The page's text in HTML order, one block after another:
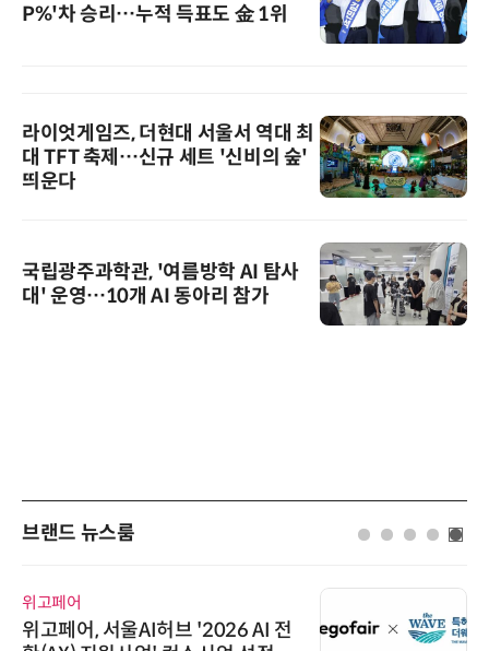
P%'차 승리…누적 득표도 金 1위
라이엇게임즈, 더현대 서울서 역대 최
대 TFT 축제…신규 세트 '신비의 숲'
띄운다
국립광주과학관, '여름방학 AI 탐사
대' 운영…10개 AI 동아리 참가
브랜드 뉴스룸
위고페어
위고페어, 서울AI허브 '2026 AI 전